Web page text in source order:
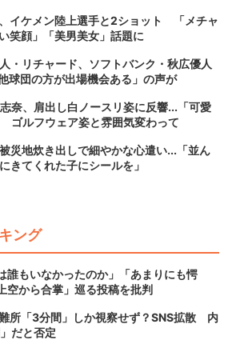
イケメン陸上選手と2ショット 「メチャ
笑顔」「美男美女」話題に
・リチャード、ソフトバンク・秋広優人
球団の方が出場機会ある」の声が
奈、肩出し白ノースリ姿に反響...「可愛
ゴルフウェア姿と雰囲気変わって
災地炊き出しで細やかな心遣い...「並ん
きてくれた子にシールを」
ング
誰もいなかったのか」「あまりにも愕
から合掌」巡る投稿を批判
所「3分間」しか視察せず？SNS拡散 内
だと否定